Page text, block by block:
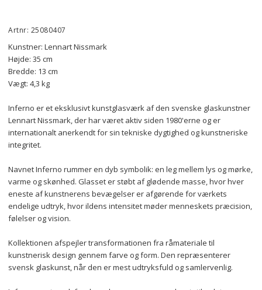
Artnr: 25080407
Kunstner: Lennart Nissmark
Højde: 35 cm
Bredde: 13 cm
Vægt: 4,3 kg
Inferno er et eksklusivt kunstglasværk af den svenske glaskunstner
Lennart Nissmark, der har været aktiv siden 1980'erne og er
internationalt anerkendt for sin tekniske dygtighed og kunstneriske
integritet.
Navnet Inferno rummer en dyb symbolik: en leg mellem lys og mørke,
varme og skønhed. Glasset er støbt af glødende masse, hvor hver
eneste af kunstnerens bevægelser er afgørende for værkets
endelige udtryk, hvor ildens intensitet møder menneskets præcision,
følelser og vision.
Kollektionen afspejler transformationen fra råmateriale til
kunstnerisk design gennem farve og form. Den repræsenterer
svensk glaskunst, når den er mest udtryksfuld og samlervenlig.